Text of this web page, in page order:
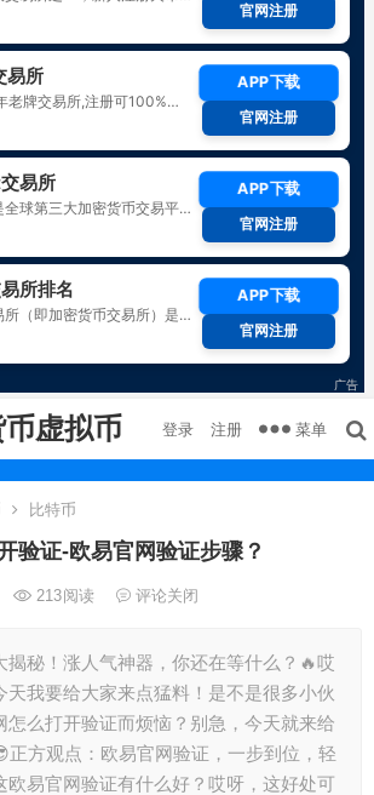
虚拟币 登录 注册 菜单
比特币
验证-欧易官网验证步骤？
213阅读 评论关闭
揭秘！涨人气神器，你还在等什么？🔥哎
天我要给大家来点猛料！是不是很多小伙
怎么打开验证而烦恼？别急，今天就来给
正方观点：欧易官网验证，一步到位，轻
欧易官网验证有什么好？哎呀，这好处可